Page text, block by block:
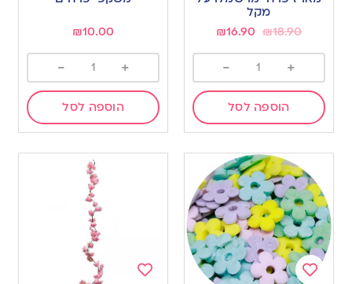
מקל
₪18.90
₪16.90
+
-
הוספה לסל
₪10.00
+
-
הוספה לסל